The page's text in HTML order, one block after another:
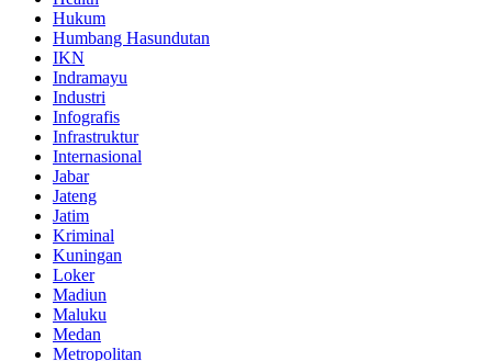
Hukum
Humbang Hasundutan
IKN
Indramayu
Industri
Infografis
Infrastruktur
Internasional
Jabar
Jateng
Jatim
Kriminal
Kuningan
Loker
Madiun
Maluku
Medan
Metropolitan